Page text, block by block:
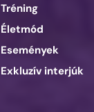
Tréning
Életmód
Események
Exkluzív interjúk